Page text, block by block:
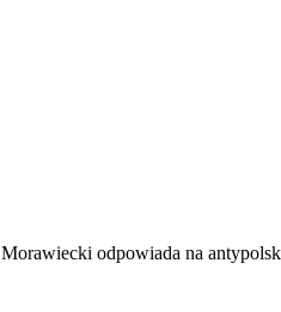
Morawiecki odpowiada na